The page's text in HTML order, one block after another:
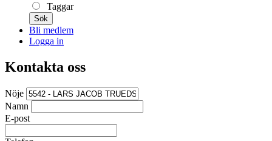
Taggar
Sök
Bli medlem
Logga in
Kontakta oss
Nöje
Namn
E-post